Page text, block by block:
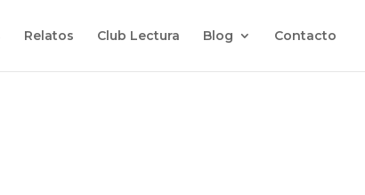
Relatos Club Lectura Blog Contacto